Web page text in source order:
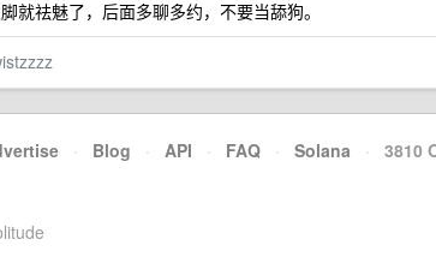
就祛魅了，后面多聊多约，不要当舔狗。
· Blog · API · FAQ · Solana · 3810